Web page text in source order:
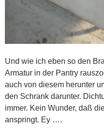
Und wie ich eben so den
Armatur in der Pantry
auch von diesem herunter
den Schrank darunter.
immer. Kein Wunder, daß
anspringt. Ey ….